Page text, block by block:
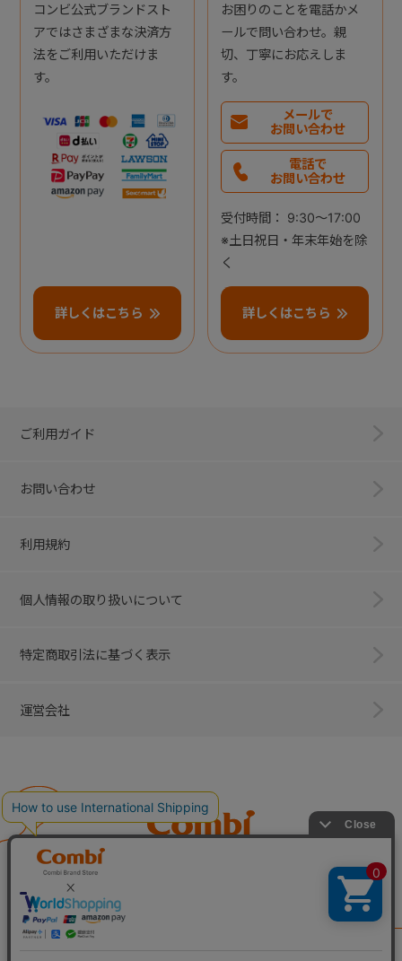
コンビ公式ブランドスト
アではさまざまな決済方
法をご利用いただけま
す。
詳しくはこちら
お困りのことを電話かメ
ールで問い合わせ。親
切、丁寧にお応えしま
す。
メールで
お問い合わせ
電話で
お問い合わせ
受付時間： 9:30～17:00
※土日祝日・年末年始を除
く
詳しくはこちら
ご利用ガイド
お問い合わせ
利用規約
個人情報の取り扱いについて
特定商取引法に基づく表示
運営会社